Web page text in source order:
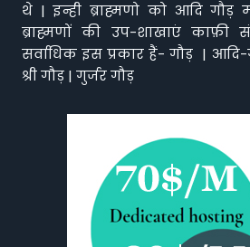
थे | इन्ही ब्राह्मणो को आदि गौड़
ब्राह्मणों की उप-शाखाएं
सर्वाधिक इस प्रकार हैं- गौड़ |
श्री गौड़ | गुर्जर गौड़